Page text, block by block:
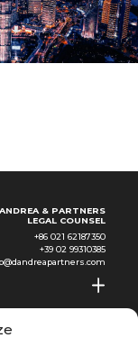
& PARTNERS
LEGAL COUNSEL
+86 021 62187350
+39 02 99310385